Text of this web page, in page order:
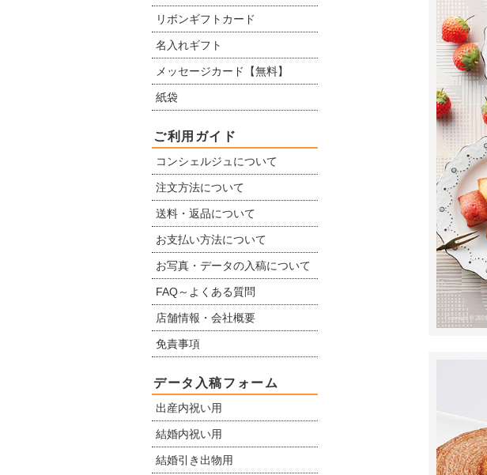
リボンギフトカード
名入れギフト
メッセージカード【無料】
紙袋
ご利用ガイド
コンシェルジュについて
注文方法について
送料・返品について
お支払い方法について
お写真・データの入稿について
FAQ～よくある質問
店舗情報・会社概要
免責事項
データ入稿フォーム
出産内祝い用
結婚内祝い用
結婚引き出物用